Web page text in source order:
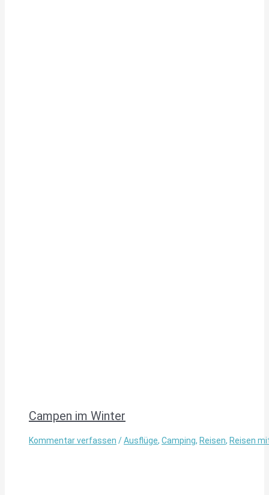
Campen im Winter
Kommentar verfassen /Ausflüge, Camping, Reisen, Reisen